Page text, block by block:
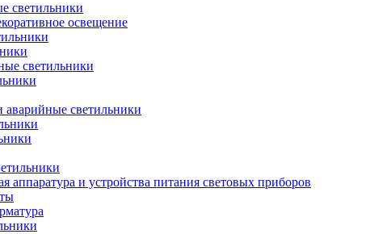
светильники
освещение
светильники
светильники
аппаратура и устройства питания световых приборов